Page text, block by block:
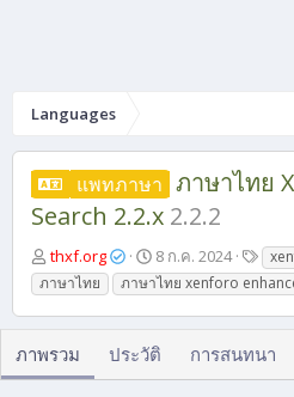
Languages
แพทภาษา ภาษาไทย
Search 2.2.x 2.2.2
ผู้
เ
ขี
ย
thxf.org
วั
น
ที่
ส
ร้
า
ง
8 ก.ค. 2024
แ
ท็
ก
ภาษาไทย
ภาษาไทย xenforo
ภาพรวม ประวัติ การสนทนา